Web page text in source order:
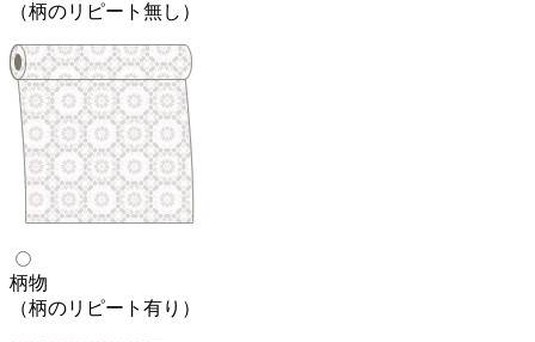
（柄のリピート無し）
柄物
（柄のリピート有り）